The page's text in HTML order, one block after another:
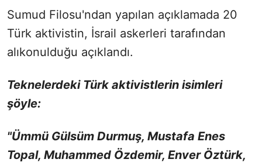
Sumud Filosu'ndan yapılan açıklamada 20
Türk aktivistin, İsrail askerleri tarafından
alıkonulduğu açıklandı.
Teknelerdeki Türk aktivistlerin isimleri
şöyle:
"Ümmü Gülsüm Durmuş, Mustafa Enes
Topal, Muhammed Özdemir, Enver Öztürk,